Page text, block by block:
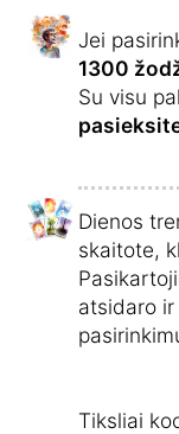
Jei
1300
Su visu
Dienos
skaitote,
atsidaro
Tiksliai